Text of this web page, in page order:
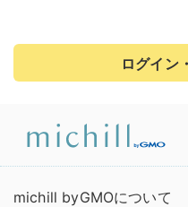
ログイン
michill byGMOについて